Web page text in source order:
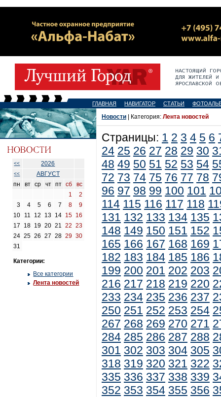
ГЛАВНАЯ НАВИГАТОР СТАТЬИ
<< 2026
<<
АВГУСТ
пн
вт ср чт пт сб
вс
1
2
3
4 5 6 7 8
9
10
11 12 13 14 15 16
17
18 19 20 21 22
23
24 25 26 27 28 29 30
31
Категории:
Все категории
Лента новостей
Новости | Категория: Лента новостей
Страницы: 1 2 3 4 5 6
24 25 26 27 28 29 30
48 49 50 51 52 53 54
72 73 74 75 76 77 78
96 97 98 99 100 101
114 115 116 117 118
131 132 133 134 135
148 149 150 151 152
165 166 167 168 169
182 183 184 185 186
199 200 201 202 203
216 217 218 219 220
233 234 235 236 237
250 251 252 253 254
267 268 269 270 271
284 285 286 287 288
301 302 303 304 305
318 319 320 321 322
335 336 337 338 339
352 353 354 355 356